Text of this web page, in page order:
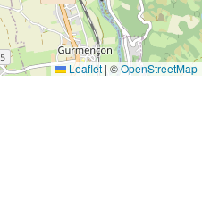
Leaflet | ©OpenStreetMap